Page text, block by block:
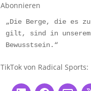
Abonnieren
„Die Berge, die es
gilt, sind in unserem
Bewusstsein.“
TikTok von Radical Sports: